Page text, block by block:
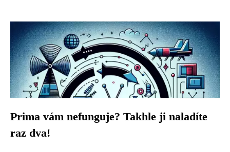
Prima vám nefunguje? Takhle ji naladíte
raz dva!